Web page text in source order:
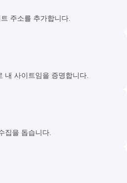
주소를 추가합니다.
내 사이트임을 증명합니다.
집을 돕습니다.